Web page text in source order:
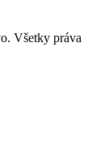
Všetky práva